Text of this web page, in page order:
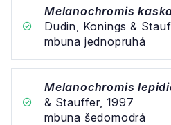
Melanochromis
Dudin, Konings &
mbuna jednopruhá
Melanochromis
& Stauffer, 1997
mbuna šedomodrá